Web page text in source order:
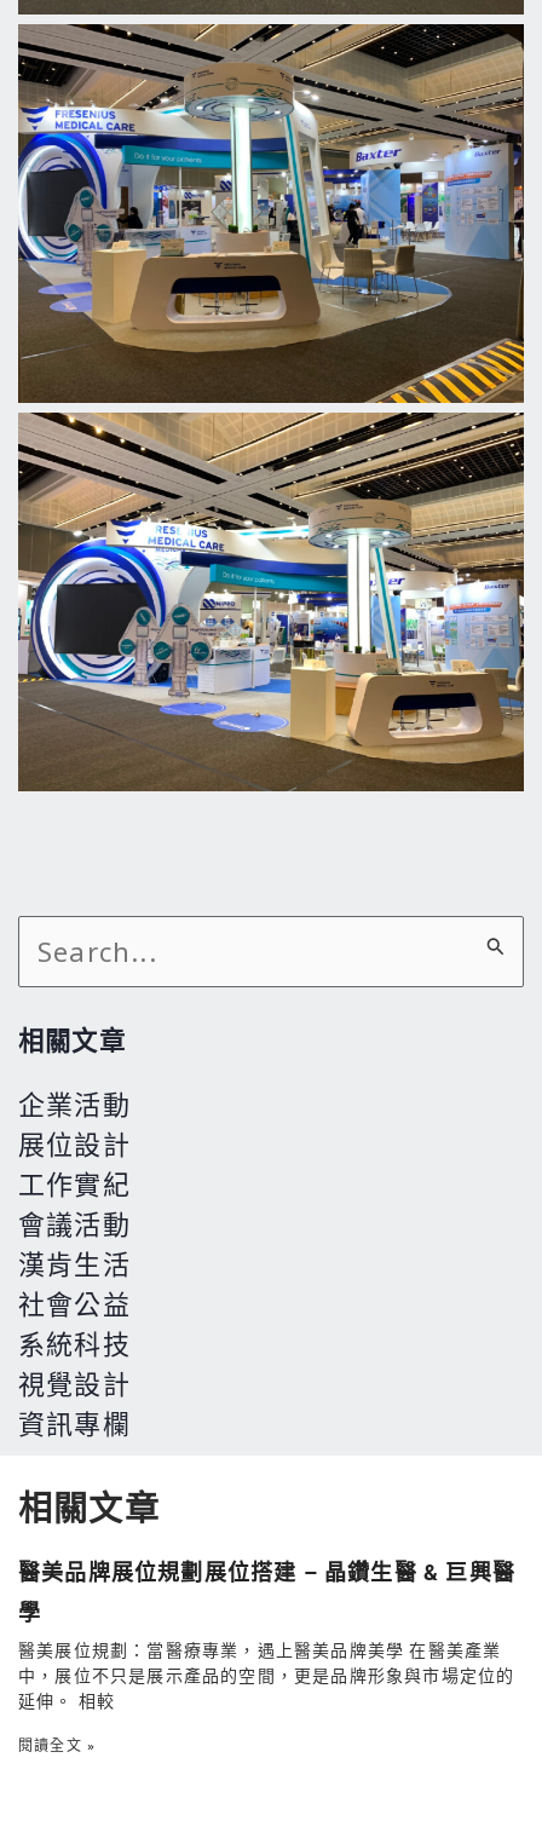
搜
尋
關
字:
相關文章
企業活動
展位設計
工作實紀
會議活動
漢肯生活
社會公益
系統科技
視覺設計
資訊專欄
相關文章
醫美品牌展位規劃展位搭建 – 晶鑽生醫 & 巨興醫
學
醫美展位規劃：當醫療專業，遇上醫美品牌美學 在醫美產業
中，展位不只是展示產品的空間，更是品牌形象與市場定位的
延伸。 相較
閱讀全文 »